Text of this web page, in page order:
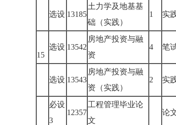
选设 13185
土力学及地基基
础（实践）
1 实
15
选设 13542
房地产投资与融
资
4 笔
选设 13543
房地产投资与融
资（实践）
2 实
必设
3
12357
工程管理毕业论
文
论